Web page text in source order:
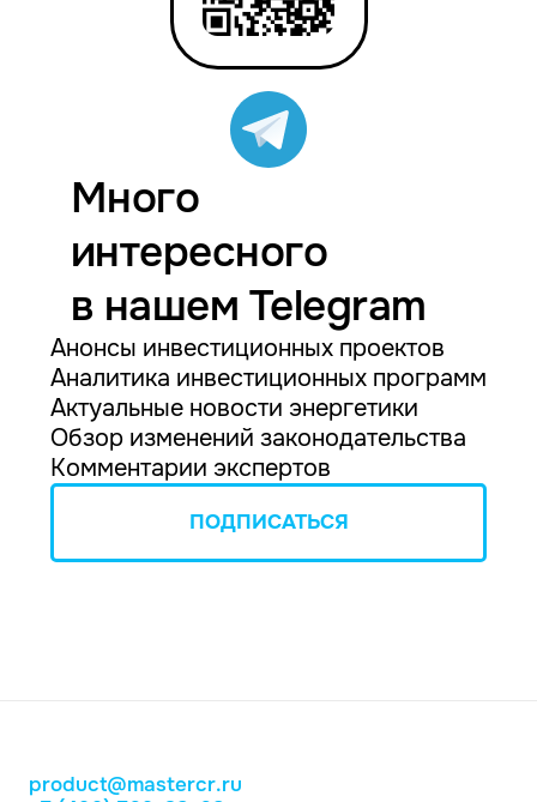
Много
интересного
в нашем Telegram
Анонсы инвестиционных проектов
Аналитика инвестиционных программ
Актуальные новости энергетики
Обзор изменений законодательства
Комментарии экспертов
ПОДПИСАТЬСЯ
product@mastercr.ru